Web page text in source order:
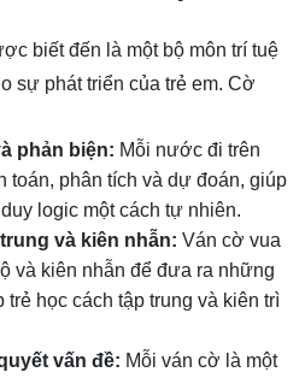
biết đến là một bộ môn trí tuệ
sự phát triển của trẻ em. Cờ
phản biện: Mỗi nước đi trên
toán, phân tích và dự đoán, giúp
logic một cách tự nhiên.
và kiên nhẫn: Ván cờ vua
và kiên nhẫn để đưa ra những
học cách tập trung và kiên trì
vấn đề: Mỗi ván cờ là một